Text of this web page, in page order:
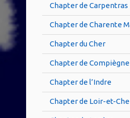
Chapter de Carpentras
Chapter de Charente
Chapter du Cher
Chapter de Compiègne
Chapter de l’Indre
Chapter de Loir-et-